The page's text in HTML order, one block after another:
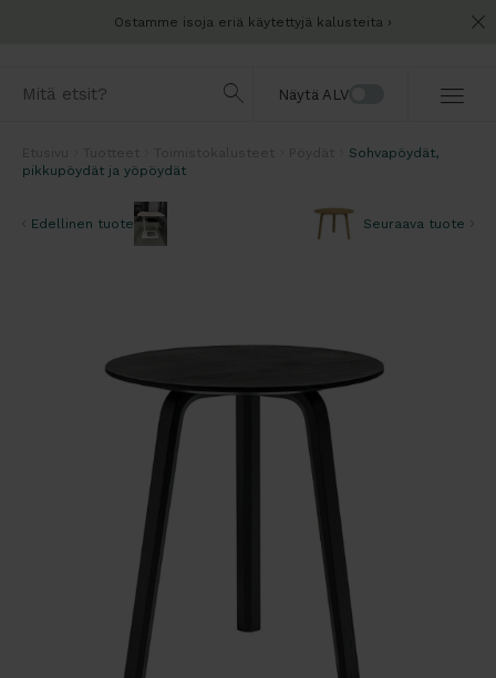
Ostamme isoja eriä käytettyjä kalusteita
Näytä ALV
Sohvapöydät,
pikkupöydät ja yöpöydät
Edellinen tuote Seuraava tuote